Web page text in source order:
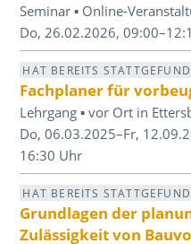
Seminar ▪ Online-
Do, 26.02.2026,
HAT BEREITS
Fachplaner für
Lehrgang ▪ vor Ort in
Do, 06.03.2025–Fr,
16:30 Uhr
HAT BEREITS
Grundlagen der
Zulässigkeit von